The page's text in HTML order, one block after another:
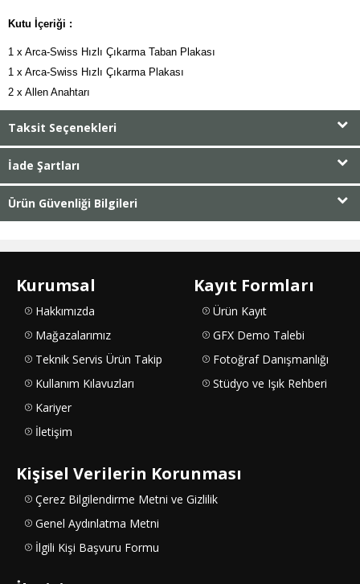
Kutu İçeriği :
1 x Arca-Swiss Hızlı Çıkarma Taban Plakası
1 x Arca-Swiss Hızlı Çıkarma Plakası
2 x Allen Anahtarı
Taksit Seçenekleri
İade Şartları
Ürün Güvenliği Bilgileri
Kurumsal
Hakkımızda
Mağazalarımız
Teknik Servis Ürün Takip
Kullanım Kılavuzları
Kariyer
İletişim
Kayıt Formları
Ürün Kayıt
GFX Demo Talebi
Fotoğraf Danışmanlığı
Stüdyo ve Işık Rehberi
Kişisel Verilerin Korunması
Çerez Bilgilendirme Metni ve Gizlilik
Genel Aydınlatma Metni
İlgili Kişi Başvuru Formu